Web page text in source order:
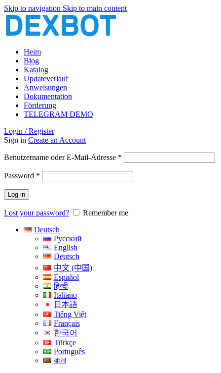
Skip to navigation Skip to main content
Heim
Blog
Katalog
Updateverlauf
Anweisungen
Dokumentation
Förderung
TELEGRAM DEMO
Login / Register
Sign in Create an Account
Benutzername oder E-Mail-Adresse *
Password *
Log in
Lost your password?
Remember me
Deutsch
Русский
English
Deutsch
中文 (中国)
Español
हिन्दी
Italiano
日本語
Tiếng Việt
Français
한국어
Türkçe
Português
বাংলা